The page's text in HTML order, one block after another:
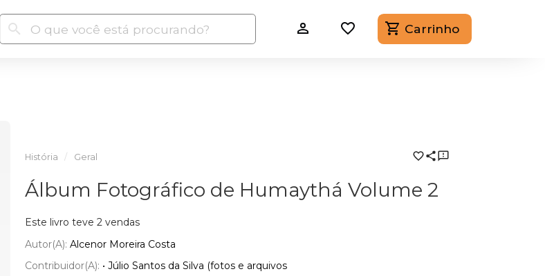
Carrinho
História Geral
Álbum Fotográfico de Humaythá Volume 2
Este livro teve 2 vendas
Autor(a): Alcenor Moreira Costa
Contribuidor(a): • Júlio Santos da Silva (fotos e arquivos